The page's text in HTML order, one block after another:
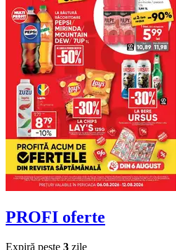
PROFI oferte
Expiră peste 3 zile